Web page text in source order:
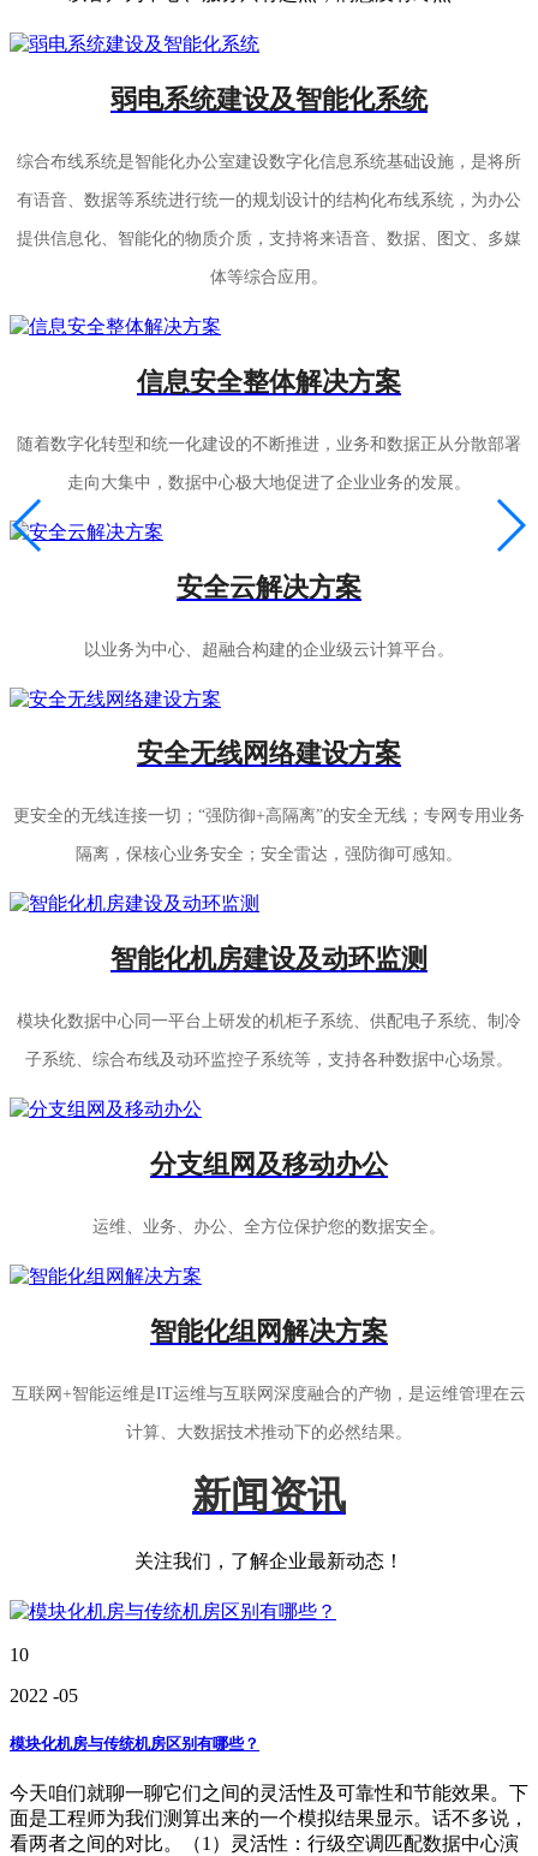
弱电系统建设及智能化系统
综合布线系统是智能化办公室建设数字化信息系统基础设施，是将所
有语音、数据等系统进行统一的规划设计的结构化布线系统，为办公
提供信息化、智能化的物质介质，支持将来语音、数据、图文、多媒
体等综合应用。
信息安全整体解决方案
随着数字化转型和统一化建设的不断推进，业务和数据正从分散部署
走向大集中，数据中心极大地促进了企业业务的发展。
安全云解决方案
以业务为中心、超融合构建的企业级云计算平台。
安全无线网络建设方案
更安全的无线连接一切；“强防御+高隔离”的安全无线；专网专用业务
隔离，保核心业务安全；安全雷达，强防御可感知。
智能化机房建设及动环监测
模块化数据中心同一平台上研发的机柜子系统、供配电子系统、制冷
子系统、综合布线及动环监控子系统等，支持各种数据中心场景。
分支组网及移动办公
运维、业务、办公、全方位保护您的数据安全。
智能化组网解决方案
互联网+智能运维是IT运维与互联网深度融合的产物，是运维管理在云
计算、大数据技术推动下的必然结果。
新闻资讯
关注我们，了解企业最新动态！
10
2022 -05
模块化机房与传统机房区别有哪些？
今天咱们就聊一聊它们之间的灵活性及可靠性和节能效果。下
面是工程师为我们测算出来的一个模拟结果显示。话不多说，
看两者之间的对比。（1）灵活性：行级空调匹配数据中心演